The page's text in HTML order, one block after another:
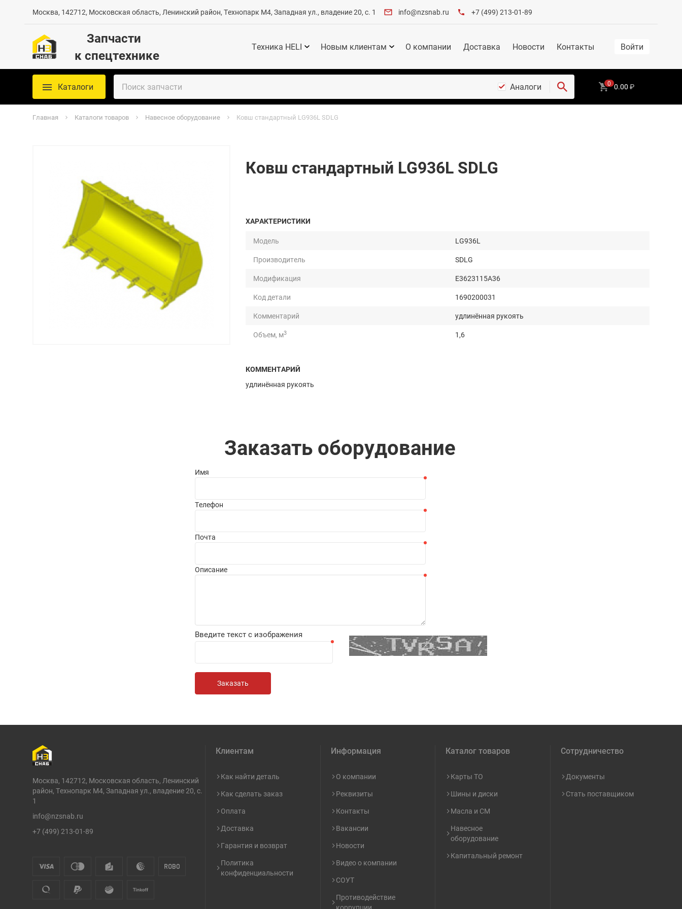
Москва, 142712, Московская область, Ленинский район, Технопарк М4, Западная ул., владение 20, с. 1 info@nzsnab.ru +7 (499) 213-01-89
Запчасти
к спецтехнике
Техника HELI Новым клиентам О компании Доставка Новости Контакты Войти
Каталоги Аналоги 0 0.00 ₽
Главная Каталоги товаров Навесное оборудование Ковш стандартный LG936L SDLG
Ковш стандартный LG936L SDLG
ХАРАКТЕРИСТИКИ
Модель
LG936L
Производитель
SDLG
Модификация
E3623115A36
Код детали
1690200031
Комментарий
удлинённая рукоять
Объем, м3
1,6
Грузоподъемность, т
Длина, мм
КОММЕНТАРИЙ
удлинённая рукоять
Заказать оборудование
Имя
Телефон
Почта
Описание
Введите текст с изображения
Москва, 142712, Московская область, Ленинский
район, Технопарк М4, Западная ул., владение 20, с.
1
info@nzsnab.ru
+7 (499) 213-01-89
Клиентам
Как найти деталь
Как сделать заказ
Оплата
Доставка
Гарантия и возврат
Политика
конфиденциальности
Информация
О компании
Реквизиты
Контакты
Вакансии
Новости
Видео о компании
СОУТ
Противодействие
Каталог товаров
Карты ТО
Шины и диски
Масла и СМ
Навесное
оборудование
Капитальный ремонт
Сотрудничество
Документы
Стать поставщиком